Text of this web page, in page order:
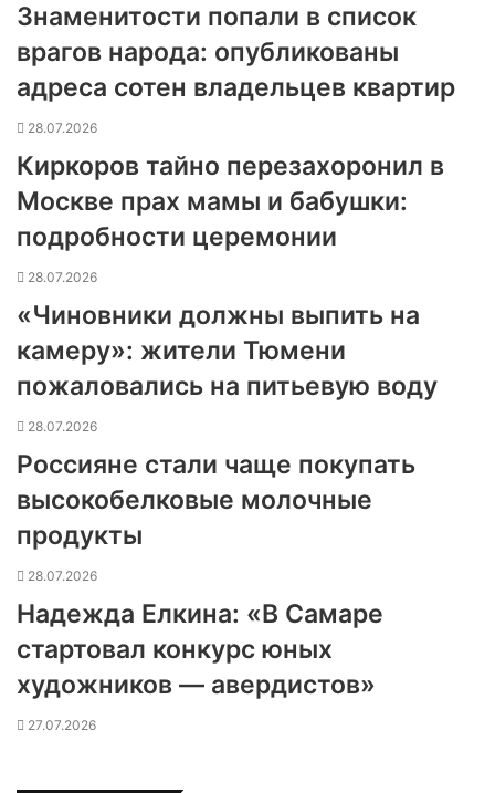
Знаменитости попали в список
врагов народа: опубликованы
адреса сотен владельцев квартир
28.07.2026
Киркоров тайно перезахоронил в
Москве прах мамы и бабушки:
подробности церемонии
28.07.2026
«Чиновники должны выпить на
камеру»: жители Тюмени
пожаловались на питьевую воду
28.07.2026
Россияне стали чаще покупать
высокобелковые молочные
продукты
28.07.2026
Надежда Елкина: «В Самаре
стартовал конкурс юных
художников — авердистов»
27.07.2026